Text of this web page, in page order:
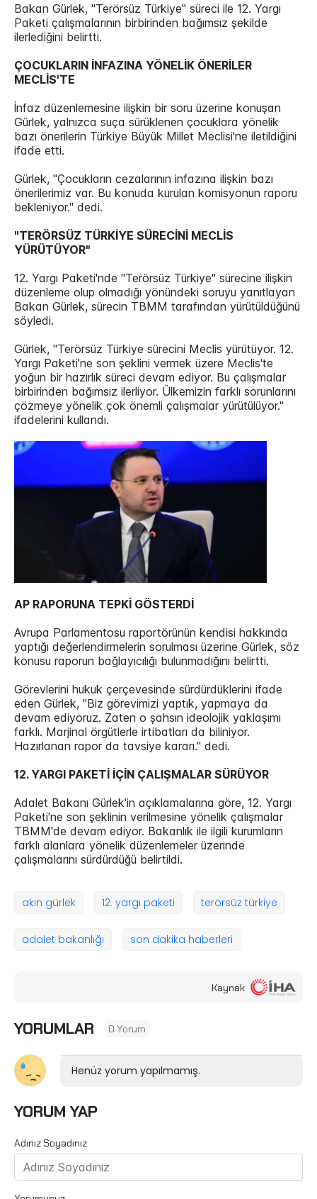
Bakan Gürlek, "Terörsüz Türkiye" süreci ile 12. Yargı
Paketi çalışmalarının birbirinden bağımsız şekilde
ilerlediğini belirtti.
ÇOCUKLARIN İNFAZINA YÖNELİK ÖNERİLER
MECLİS'TE
İnfaz düzenlemesine ilişkin bir soru üzerine konuşan
Gürlek, yalnızca suça sürüklenen çocuklara yönelik
bazı önerilerin Türkiye Büyük Millet Meclisi'ne iletildiğini
ifade etti.
Gürlek, "Çocukların cezalarının infazına ilişkin bazı
önerilerimiz var. Bu konuda kurulan komisyonun raporu
bekleniyor." dedi.
"TERÖRSÜZ TÜRKİYE SÜRECİNİ MECLİS
YÜRÜTÜYOR"
12. Yargı Paketi'nde "Terörsüz Türkiye" sürecine ilişkin
düzenleme olup olmadığı yönündeki soruyu yanıtlayan
Bakan Gürlek, sürecin TBMM tarafından yürütüldüğünü
söyledi.
Gürlek, "Terörsüz Türkiye sürecini Meclis yürütüyor. 12.
Yargı Paketi'ne son şeklini vermek üzere Meclis'te
yoğun bir hazırlık süreci devam ediyor. Bu çalışmalar
birbirinden bağımsız ilerliyor. Ülkemizin farklı sorunlarını
çözmeye yönelik çok önemli çalışmalar yürütülüyor."
ifadelerini kullandı.
AP RAPORUNA TEPKİ GÖSTERDİ
Avrupa Parlamentosu raportörünün kendisi hakkında
yaptığı değerlendirmelerin sorulması üzerine Gürlek, söz
konusu raporun bağlayıcılığı bulunmadığını belirtti.
Görevlerini hukuk çerçevesinde sürdürdüklerini ifade
eden Gürlek, "Biz görevimizi yaptık, yapmaya da
devam ediyoruz. Zaten o şahsın ideolojik yaklaşımı
farklı. Marjinal örgütlerle irtibatları da biliniyor.
Hazırlanan rapor da tavsiye kararı." dedi.
12. YARGI PAKETİ İÇİN ÇALIŞMALAR SÜRÜYOR
Adalet Bakanı Gürlek'in açıklamalarına göre, 12. Yargı
Paketi'ne son şeklinin verilmesine yönelik çalışmalar
TBMM'de devam ediyor. Bakanlık ile ilgili kurumların
farklı alanlara yönelik düzenlemeler üzerinde
çalışmalarını sürdürdüğü belirtildi.
akın gürlek 12. yargı paketi terörsüz türkiye
adalet bakanlığı son dakika haberleri
Kaynak
YORUMLAR 0 Yorum
Henüz yorum yapılmamış.
YORUM YAP
Adınız Soyadınız